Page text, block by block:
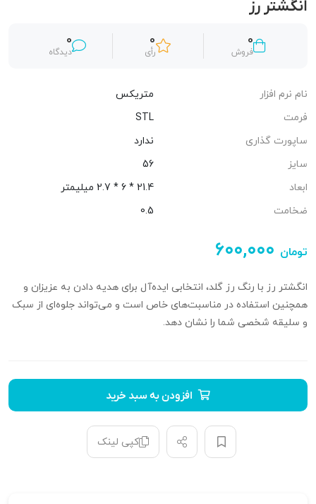
انگشتر رز
0
فروش
0
رأی
0
دیدگاه
نام نرم افزار
متریکس
فرمت
STL
ساپورت گذاری
ندارد
سایز
56
ابعاد
21.4 * 6 * 2.7 میلیمتر
ضخامت
0.5
۶۰۰,۰۰۰ تومان
انگشتر رز با رنگ رز گلد، انتخابی ایده‌آل برای هدیه دادن به عزیزان و
همچنین استفاده در مناسبت‌های خاص است و می‌تواند جلوه‌ای از سبک
و سلیقه شخصی شما را نشان دهد.
افزودن به سبد خرید
کپی لینک